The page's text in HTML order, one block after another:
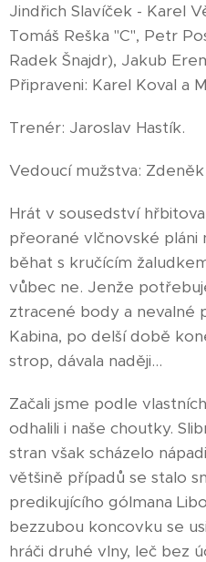
Jindřich Slavíček - Karel
Tomáš Reška "C", Petr
Radek Šnajdr), Jakub
Připraveni: Karel Koval a
Trenér: Jaroslav Hastík.
Vedoucí mužstva:
Hrát v sousedství
přeorané vlčnovské pláni
běhat s kručícím
vůbec ne. Jenže
ztracené body a nevalné
Kabina, po delší době
strop, dávala naději...
Začali jsme podle
odhalili i naše choutky.
stran však scházelo
většině případů se stalo
predikujícího gólmana
bezzubou koncovku se
hráči druhé vlny, leč bez